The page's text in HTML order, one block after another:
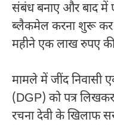
संबंध बनाए और बाद
ब्लैकमेल करना शुरू कर
महीने एक लाख रुपए
मामले में जींद निवासी
(DGP) को पत्र
रचना देवी के खिलाफ